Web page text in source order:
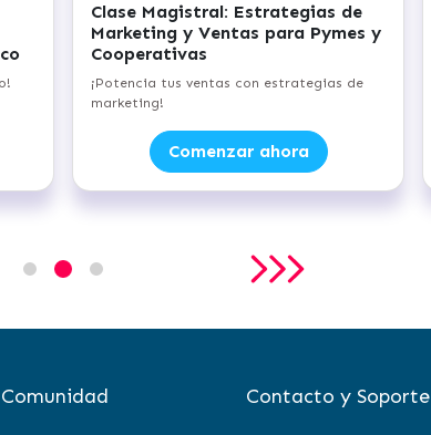
Clase Magistral: Estrategias de
Marketing y Ventas para Pymes y
Cooperativas
¡Potencia tus ventas con estrategias de
marketing!
Comenzar ahora
Comunidad Contacto y Soporte